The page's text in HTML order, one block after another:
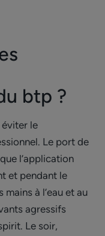
btp ?
le
Le port de
l’application
et pendant le
à l’eau et au
agressifs
Le soir,